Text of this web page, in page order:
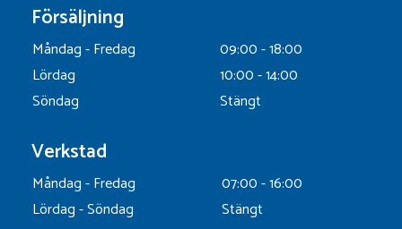
Försäljning
Måndag - Fredag
09:00 - 18:00
Lördag
10:00 - 14:00
Söndag
Stängt
Verkstad
Måndag - Fredag
07:00 - 16:00
Lördag - Söndag
Stängt